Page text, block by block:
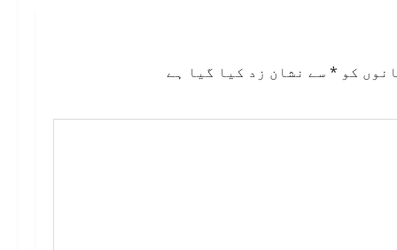
کو * سے نشان زد کیا گیا ہے